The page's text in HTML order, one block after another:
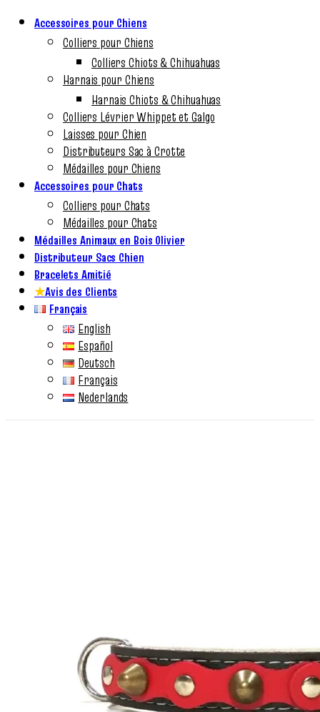
Accessoires pour Chiens
Colliers pour Chiens
Colliers Chiots & Chihuahuas
Harnais pour Chiens
Harnais Chiots & Chihuahuas
Colliers Lévrier Whippet et Galgo
Laisses pour Chien
Distributeurs Sac à Crotte
Médailles pour Chiens
Accessoires pour Chats
Colliers pour Chats
Médailles pour Chats
Médailles Animaux en Bois Olivier
Distributeur Sacs Chien
Bracelets Amitié
★Avis des Clients
Français
English
Español
Deutsch
Français
Nederlands